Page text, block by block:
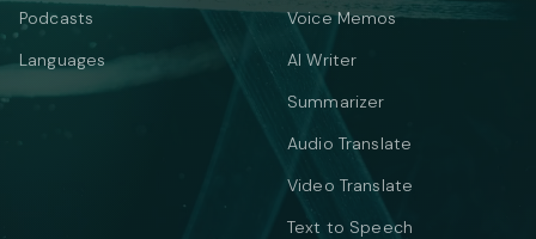
Podcasts
Languages
Voice Memos
AI Writer
Summarizer
Audio Translate
Video Translate
Text to Speech